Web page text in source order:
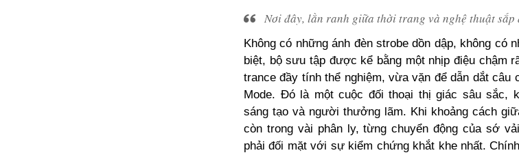
Nơi đây, lằn ranh giữa thời trang và nghệ thuật
Không có những ánh đèn strobe dồn dập, không có
biệt, bộ sưu tập được kể bằng một nhịp điệu chậm
trance đầy tính thể nghiệm, vừa vặn để dẫn dắt câu
Mode. Đó là một cuộc đối thoại thị giác sâu sắc,
sáng tạo và người thưởng lãm. Khi khoảng cách
còn trong vài phân ly, từng chuyển động của sớ
phải đối mặt với sự kiểm chứng khắt khe nhất.